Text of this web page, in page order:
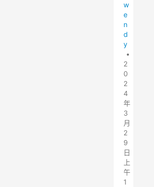
w
e
n
d
y
•
2
0
2
4
年
3
月
2
9
日
上
午
1